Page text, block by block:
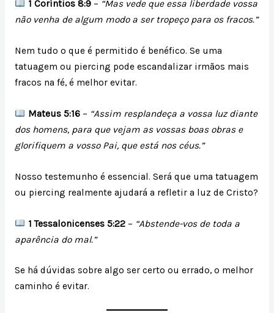
1 Coríntios 8:9– “Mas vede que essa liberdade vossa
não venha de algum modo a ser tropeço para os fracos.”
Nem tudo o que é permitido é benéfico. Se uma
tatuagem ou piercing pode escandalizar irmãos mais
fracos na fé, é melhor evitar.
Mateus 5:16– “Assim resplandeça a vossa luz diante
dos homens, para que vejam as vossas boas obras e
glorifiquem a vosso Pai, que está nos céus.”
Nosso testemunho é essencial. Será que uma tatuagem
ou piercing realmente ajudará a refletir a luz de Cristo?
1 Tessalonicenses 5:22– “Abstende-vos de toda a
aparência do mal.”
Se há dúvidas sobre algo ser certo ou errado, o melhor
caminho é evitar.